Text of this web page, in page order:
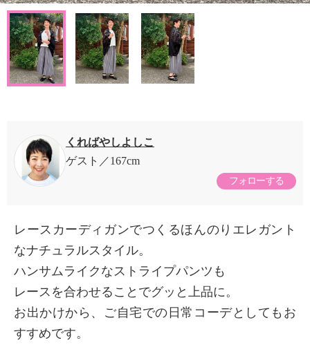
くればやしよしこ
ゲスト
167cm
フォローする
レースカーディガンでつくるほんのりエレガント
なナチュラルスタイル。
ハンサムライクなストライプパンツも
レースを合わせることでグッと上品に。
お出かけから、ご自宅での日常コーデとしてもお
すすめです。